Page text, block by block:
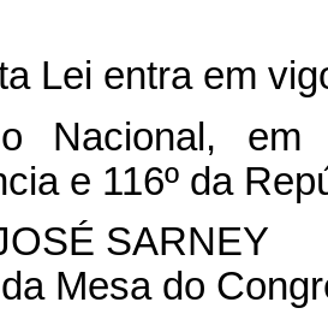
Lei entra em
Nacional,
e 116º da
SARNEY
Mesa do